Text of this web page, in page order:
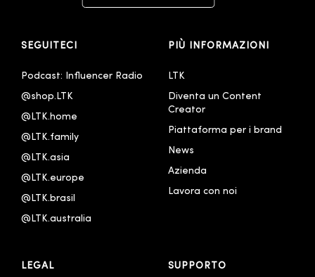
English - United Kingdom
Español
Português - Brasil
SEGUITECI
Podcast: Influencer Radio
@shop.LTK
@LTK.home
@LTK.family
@LTK.asia
@LTK.europe
@LTK.brasil
@LTK.australia
PIÙ INFORMAZIONI
LTK
Diventa un Content
Creator
Piattaforma per i brand
News
Azienda
Lavora con noi
LEGAL SUPPORTO